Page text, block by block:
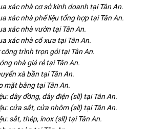
xác nhà cơ sở kinh doanh tại Tân An.
xác nhà phế liệu tổng hợp tại Tân An.
xác nhà vườn tại Tân An.
xác nhà cổ xưa tại Tân An.
trình trọn gói tại Tân An.
nhà giá rẻ tại Tân An.
xà bần tại Tân An.
mặt bằng tại Tân An.
dây đồng, dây điện (sll) tại Tân An.
cửa sắt, cửa nhôm (sll) tại Tân An.
sắt, thép, inox (sll) tại Tân An.